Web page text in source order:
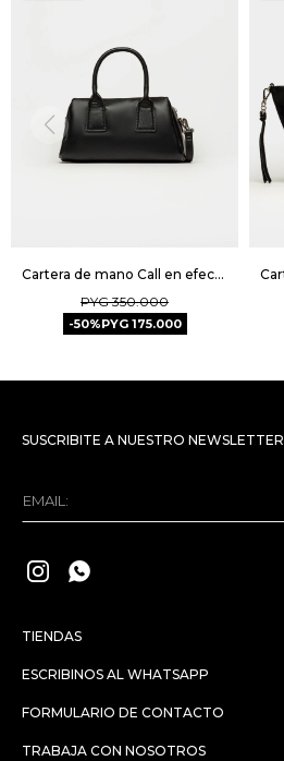
Cartera de mano Call en efecto cuero liso - Negro
PYG 350.000
50 PYG 175.000
TIENDAS
ESCRIBINOS AL WHATSAPP
FORMULARIO DE CONTACTO
TRABAJA CON NOSOTROS
SUSCRIBITE A NUESTRO NEWSLETTER
 